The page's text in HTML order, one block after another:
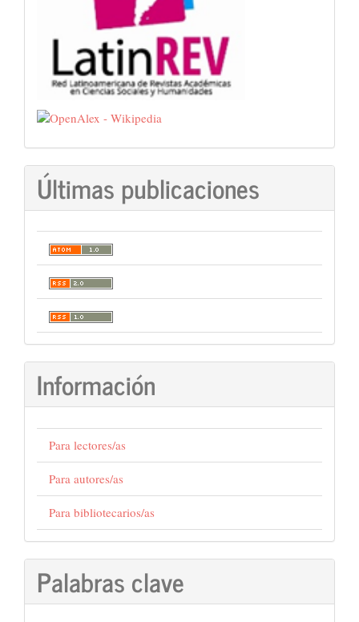
Últimas publicaciones
Información
Para lectores/as
Para autores/as
Para bibliotecarios/as
Palabras clave